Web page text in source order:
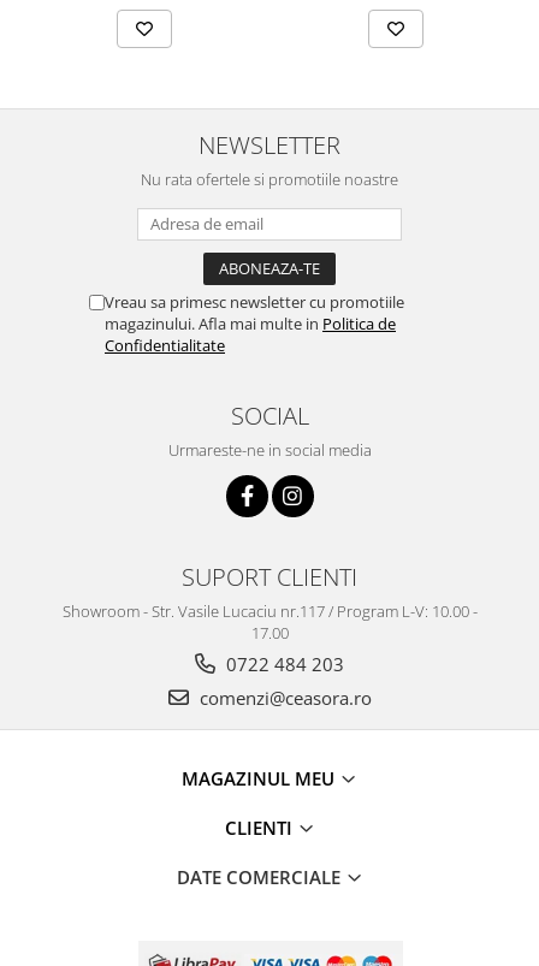
Cutii Pastrare Ceasuri
Extractoare Indicatoare
Lupe, Dispozitive Optice
Mecanisme Ceas
Scule Speciale
Suporti de Lucru
NEWSLETTER
Nu rata ofertele si promotiile noastre
Vreau sa primesc newsletter cu promotiile
magazinului. Afla mai multe in Politica de
Confidentialitate
SOCIAL
Urmareste-ne in social media
SUPORT CLIENTI
Showroom - Str. Vasile Lucaciu nr.117 / Program L-V: 10.00 -
17.00
0722 484 203
comenzi@ceasora.ro
MAGAZINUL MEU
CLIENTI
DATE COMERCIALE